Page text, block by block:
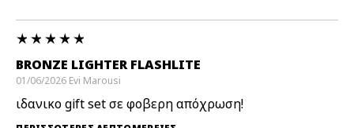
BRONZE LIGHTER FLASHLITE
01/06/2026 Evi Marousi
ιδανικο gift set σε φοβερη απόχρωση!